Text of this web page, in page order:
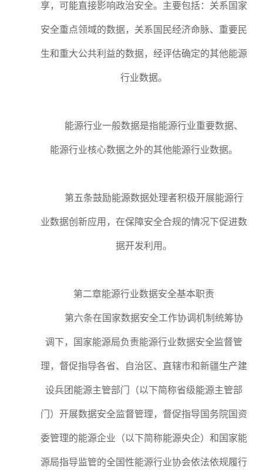
享，可能直接影响政治安全。主要包括：关系国家
安全重点领域的数据，关系国民经济命脉、重要民
生和重大公共利益的数据，经评估确定的其他能源
行业数据。
能源行业一般数据是指能源行业重要数据、
能源行业核心数据之外的其他能源行业数据。
第五条鼓励能源数据处理者积极开展能源行
业数据创新应用，在保障安全合规的情况下促进数
据开发利用。
第二章能源行业数据安全基本职责
第六条在国家数据安全工作协调机制统筹协
调下，国家能源局负责能源行业数据安全监督管
理，督促指导各省、自治区、直辖市和新疆生产建
设兵团能源主管部门（以下简称省级能源主管部
门）开展数据安全监督管理，督促指导国务院国资
委管理的能源企业（以下简称能源央企）和国家能
源局指导监管的全国性能源行业协会依法依规履行